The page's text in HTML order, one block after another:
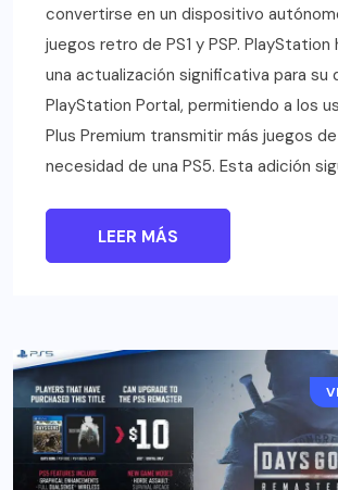
convertirse en un dispositivo
juegos retro de PS1 y PSP. PlayStation
una actualización significativa para su
PlayStation Portal, permitiendo a los
Plus Premium transmitir más juegos de
necesidad de una PS5. Esta adición
LEER MÁS